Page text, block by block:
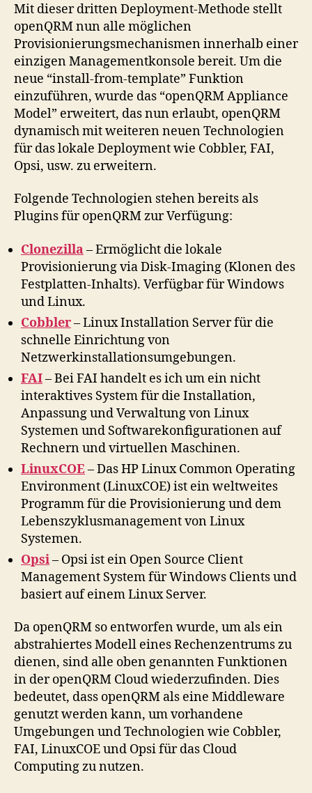
Mit dieser dritten Deployment-Methode stellt
openQRM nun alle möglichen
Provisionierungsmechanismen innerhalb einer
einzigen Managementkonsole bereit. Um die
neue “install-from-template” Funktion
einzuführen, wurde das “openQRM Appliance
Model” erweitert, das nun erlaubt, openQRM
dynamisch mit weiteren neuen Technologien
für das lokale Deployment wie Cobbler, FAI,
Opsi, usw. zu erweitern.
Folgende Technologien stehen bereits als
Plugins für openQRM zur Verfügung:
Clonezilla– Ermöglicht die lokale
Provisionierung via Disk-Imaging (Klonen des
Festplatten-Inhalts). Verfügbar für Windows
und Linux.
Cobbler– Linux Installation Server für die
schnelle Einrichtung von
Netzwerkinstallationsumgebungen.
FAI– Bei FAI handelt es ich um ein nicht
interaktives System für die Installation,
Anpassung und Verwaltung von Linux
Systemen und Softwarekonfigurationen auf
Rechnern und virtuellen Maschinen.
LinuxCOE– Das HP Linux Common Operating
Environment (LinuxCOE) ist ein weltweites
Programm für die Provisionierung und dem
Lebenszyklusmanagement von Linux
Systemen.
Opsi– Opsi ist ein Open Source Client
Management System für Windows Clients und
basiert auf einem Linux Server.
Da openQRM so entworfen wurde, um als ein
abstrahiertes Modell eines Rechenzentrums zu
dienen, sind alle oben genannten Funktionen
in der openQRM Cloud wiederzufinden. Dies
bedeutet, dass openQRM als eine Middleware
genutzt werden kann, um vorhandene
Umgebungen und Technologien wie Cobbler,
FAI, LinuxCOE und Opsi für das Cloud
Computing zu nutzen.